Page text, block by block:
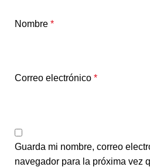
Nombre *
Correo electrónico *
Guarda mi nombre, correo
navegador para la próxima vez